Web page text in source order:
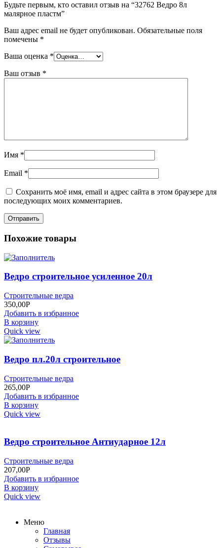
Будьте первым, кто оставил отзыв на “32762 Ведро 8л
малярное пластм”
Ваш адрес email не будет опубликован. Обязательные поля
помечены *
Ваша оценка *
Ваш отзыв *
Имя *
Email *
Сохранить моё имя, email и адрес сайта в этом браузере для
последующих моих комментариев.
Похожие товары
Ведро строительное усиленное 20л
Строительные ведра
350,00Р
Добавить в избранное
В корзину
Quick view
Ведро пл.20л строительное
Строительные ведра
265,00Р
Добавить в избранное
В корзину
Quick view
Ведро строительное Антиударное 12л
Строительные ведра
207,00Р
Добавить в избранное
В корзину
Quick view
Меню
Главная
Отзывы